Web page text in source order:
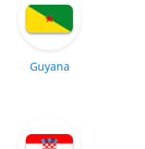
Guyana